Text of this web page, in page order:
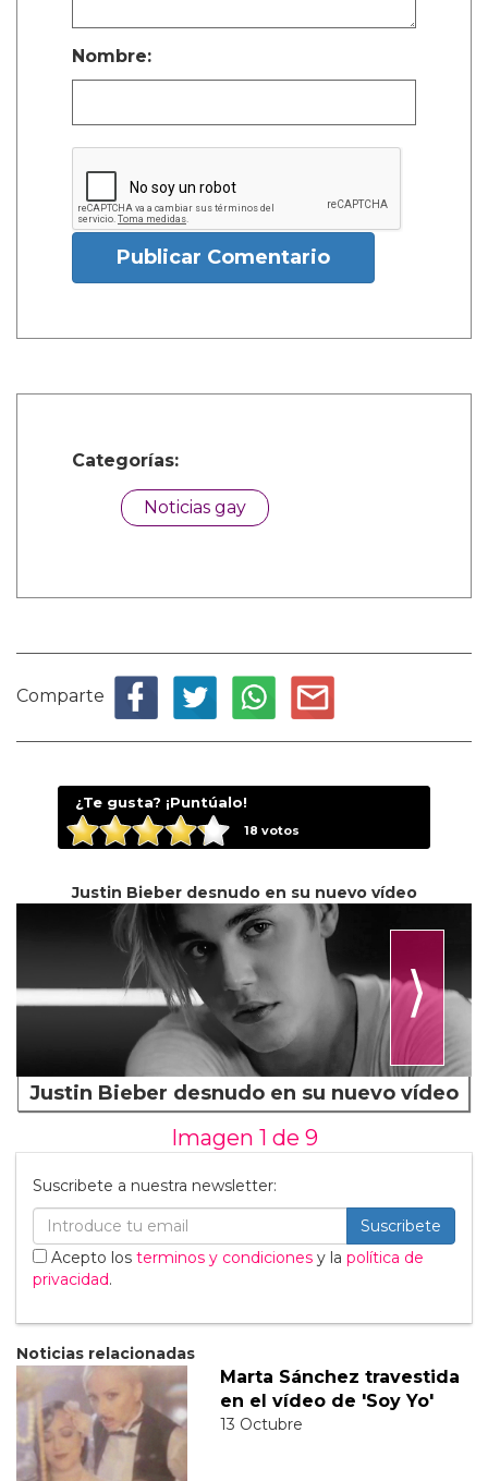
Nombre:
Publicar Comentario
Categorías:
Noticias gay
Comparte
¿Te gusta? ¡Puntúalo!
18 votos
Justin Bieber desnudo en su nuevo vídeo
⟩
Justin Bieber desnudo en su nuevo vídeo
Imagen 1 de 9
Suscribete a nuestra newsletter:
Suscribete
Acepto los terminos y condiciones y la política de
privacidad.
Noticias relacionadas
Marta Sánchez travestida
en el vídeo de 'Soy Yo'
13 Octubre